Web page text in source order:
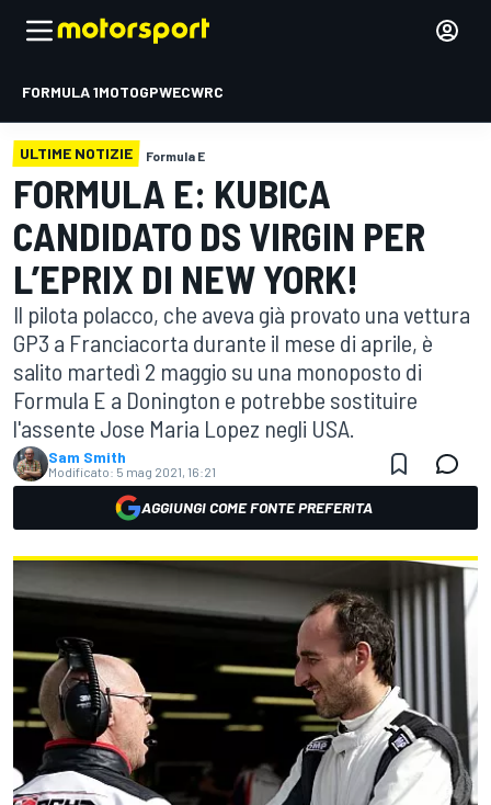
FORMULA 1MOTOGPWECWRC
ULTIME NOTIZIE Formula E
FORMULA E: KUBICA
CANDIDATO DS VIRGIN PER
L’EPRIX DI NEW YORK!
Il pilota polacco, che aveva già provato una vettura
GP3 a Franciacorta durante il mese di aprile, è
salito martedì 2 maggio su una monoposto di
Formula E a Donington e potrebbe sostituire
l'assente Jose Maria Lopez negli USA.
Sam Smith
Modificato: 5 mag 2021, 16:21
AGGIUNGI COME FONTE PREFERITA